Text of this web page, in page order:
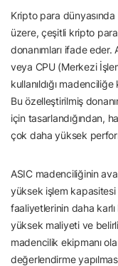
Kripto para
üzere, çeşitli kripto
donanımları ifade
veya CPU (Merkezi
kullanıldığı
Bu özelleştirilmiş
için tasarlandığından,
çok daha yüksek
ASIC madenciliğinin
yüksek işlem kapasitesi
faaliyetlerinin daha
yüksek maliyeti ve
madencilik ekipmanı
değerlendirme